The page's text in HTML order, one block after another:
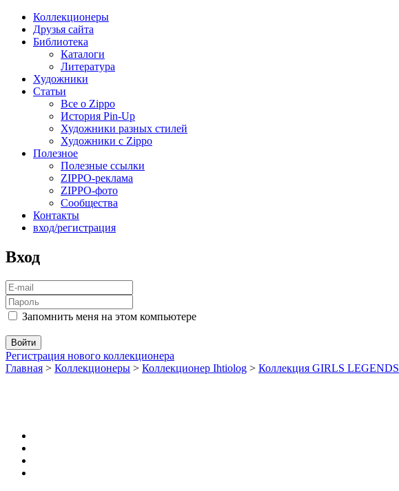
Коллекционеры
Друзья сайта
Библиотека
Каталоги
Литература
Художники
Статьи
Все о Zippo
История Pin-Up
Художники разных стилей
Художники с Zippo
Полезное
Полезные ссылки
ZIPPO-реклама
ZIPPO-фото
Сообщества
Контакты
вход/регистрация
Вход
Запомнить меня на этом компьютере
Регистрация нового коллекционера
Главная > Коллекционеры > Коллекционер Ihtiolog > Коллекция GIRLS LEGENDS